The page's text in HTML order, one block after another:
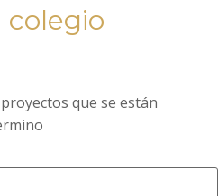
colegio
que se están